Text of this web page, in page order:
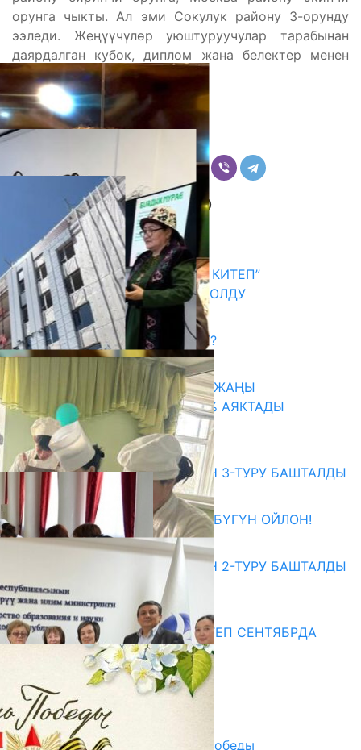
орунга чыкты. Ал эми Сокулук району 3-орунду
ээледи. Жеңүүчүлөр уюштуруучулар тарабынан
даярдалган кубок, диплом жана белектер менен
сыйланышты.
Бөлүшүү
Комментарийлер
Акыркы жаңылыктар
АКЫН А.ИСМАИЛОВ “АЛТЫН КИТЕП”
СЫЙЛЫГЫНЫН ЛАУРЕАТЫ БОЛДУ
06.08.2026
САЛТТУУ БИЛИМ ӨЗГӨРӨБҮ?
06.08.2026
ТАЛАСТА УНИВЕРСИТЕТТИН ЖАҢЫ
КАМПУСУНУН КУРУЛУШУ 75% АЯКТАДЫ
06.08.2026
Абитуриент
ЖОЖДОРГО КАБЫЛ АЛУУНУН 3-ТУРУ БАШТАЛДЫ
27.07.2026
ӨЗҮҢДҮН КЕЛЕЧЕГИҢ ҮЧҮН БҮГҮН ОЙЛОН!
20.07.2026
ЖОЖДОРГО КАБЫЛ АЛУУНУН 2-ТУРУ БАШТАЛДЫ
20.07.2026
Медиа
СУЗАКТА 750 ОРУНДУУ МЕКТЕП СЕНТЯБРДА
ПАЙДАЛАНУУГА БЕРИЛЕТ
07.08.2025
Улуу Жеңиштин жандуу сөзү
29.04.2025
Награды в преддверии Дня Победы